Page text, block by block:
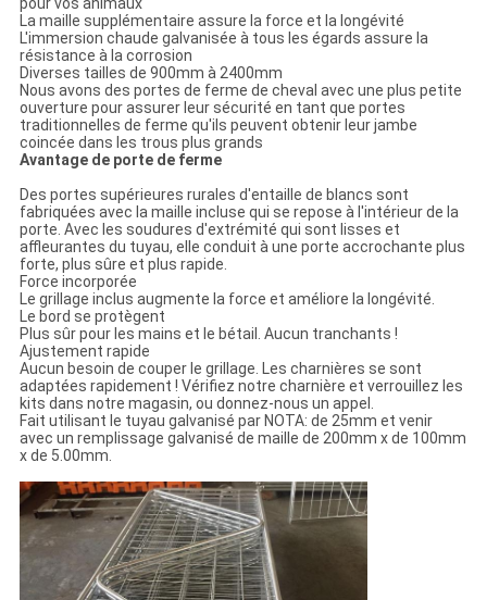
pour vos animaux
La maille supplémentaire assure la force et la longévité
L'immersion chaude galvanisée à tous les égards assure la
résistance à la corrosion
Diverses tailles de 900mm à 2400mm
Nous avons des portes de ferme de cheval avec une plus petite
ouverture pour assurer leur sécurité en tant que portes
traditionnelles de ferme qu'ils peuvent obtenir leur jambe
coincée dans les trous plus grands
Avantage de porte de ferme
Des portes supérieures rurales d'entaille de blancs sont
fabriquées avec la maille incluse qui se repose à l'intérieur de la
porte. Avec les soudures d'extrémité qui sont lisses et
affleurantes du tuyau, elle conduit à une porte accrochante plus
forte, plus sûre et plus rapide.
Force incorporée
Le grillage inclus augmente la force et améliore la longévité.
Le bord se protègent
Plus sûr pour les mains et le bétail. Aucun tranchants !
Ajustement rapide
Aucun besoin de couper le grillage. Les charnières se sont
adaptées rapidement ! Vérifiez notre charnière et verrouillez les
kits dans notre magasin, ou donnez-nous un appel.
Fait utilisant le tuyau galvanisé par NOTA: de 25mm et venir
avec un remplissage galvanisé de maille de 200mm x de 100mm
x de 5.00mm.